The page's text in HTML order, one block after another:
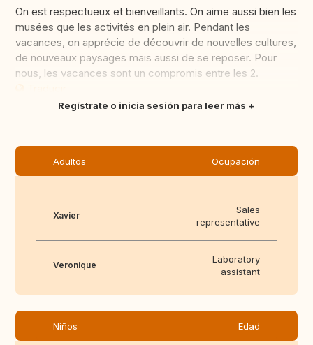
On est respectueux et bienveillants. On aime aussi bien les
musées que les activités en plein air. Pendant les
vacances, on apprécie de découvrir de nouvelles cultures,
de nouveaux paysages mais aussi de se reposer. Pour
nous, les vacances sont un compromis entre les 2.
Regístrate o inicia sesión para leer más
Adultos Ocupación
Xavier
Sales
representative
Veronique
Laboratory
assistant
Niños Edad